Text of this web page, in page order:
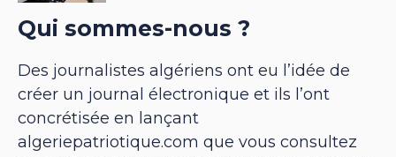
Qui sommes-nous ?
Des journalistes algériens ont eu l’idée de
créer un journal électronique et ils l’ont
concrétisée en lançant
algeriepatriotique.com que vous consultez